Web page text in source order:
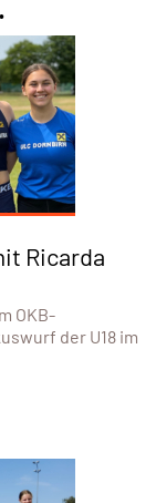
Ricarda
OKB-
der U18 im